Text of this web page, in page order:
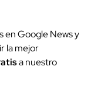
en Google News y
la mejor
a nuestro